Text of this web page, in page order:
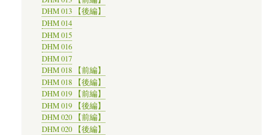
DHM 013 【後編】
DHM 014
DHM 015
DHM 016
DHM 017
DHM 018 【前編】
DHM 018 【後編】
DHM 019 【前編】
DHM 019 【後編】
DHM 020 【前編】
DHM 020 【後編】